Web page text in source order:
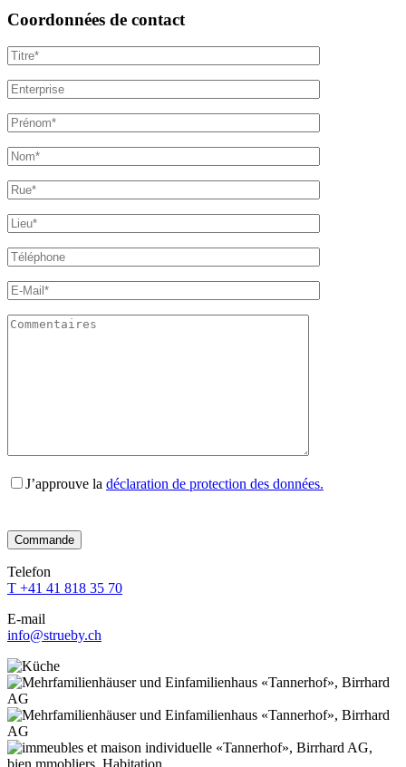
Coordonnées de contact
J’approuve la déclaration de protection des données.
lasse
dieses
Feld
leer.
lasse
dieses
Feld
leer.
lasse
dieses
Feld
leer.
lasse
dieses
Feld
leer.
lasse
Feld
leer.
Telefon
T +41 41 818 35 70
E-mail
info@strueby.ch